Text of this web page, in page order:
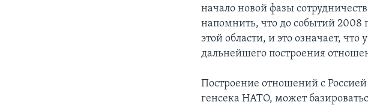
начало новой фазы
напомнить, что до событий 2008
этой области, и это означает,
дальнейшего построения
Построение отношений с
генсека НАТО, может